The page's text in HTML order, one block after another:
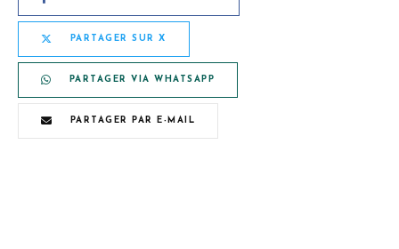
PARTAGER SUR X
PARTAGER VIA WHATSAPP
PARTAGER PAR E-MAIL